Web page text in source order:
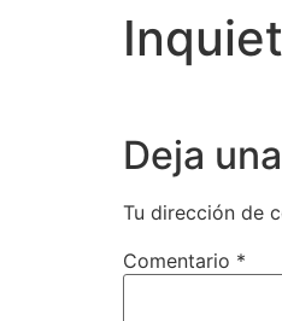
Deja
Tu dirección de
Comentario *